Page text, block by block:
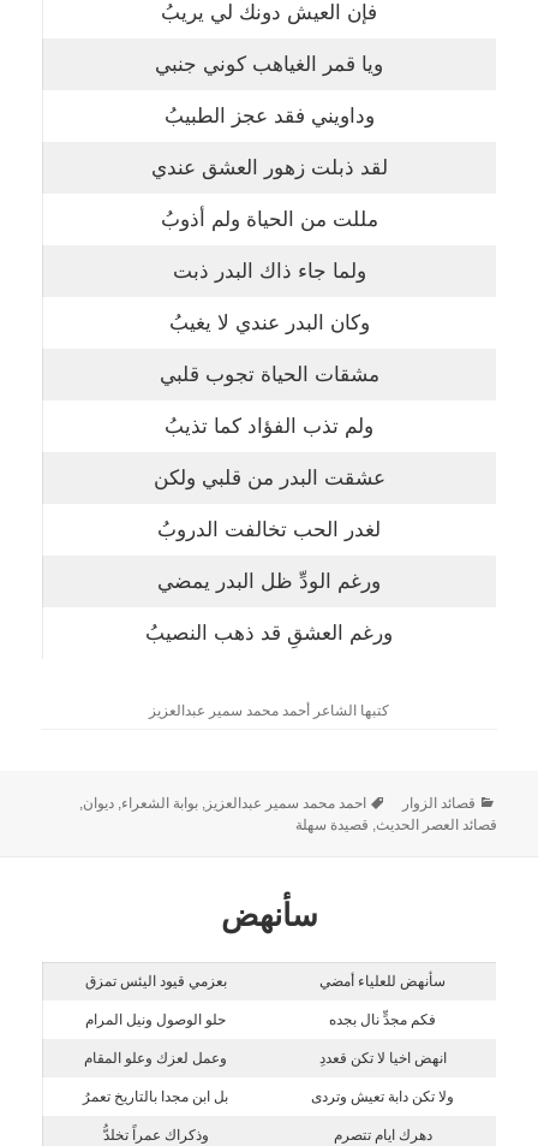
فإن العيش دونك لي يريبُ
ويا قمر الغياهب كوني جنبي
وداويني فقد عجز الطبيبُ
لقد ذبلت زهور العشق عندي
مللت من الحياة ولم أذوبُ
ولما جاء ذاك البدر ذبت
وكان البدر عندي لا يغيبُ
مشقات الحياة تجوب قلبي
ولم تذب الفؤاد كما تذيبُ
عشقت البدر من قلبي ولكن
لغدر الحب تخالفت الدروبُ
ورغم الودِّ ظل البدر يمضي
ورغم العشقِ قد ذهب النصيبُ
كتبها الشاعر أحمد محمد سمير عبدالعزيز
قصائد الزوار احمد محمد سمير عبدالعزيز ,بوابة الشعراء ,ديوان
قصائد العصر الحديث قصيدة سهلة
سأنهض
سأنهض للعلياء أمضي بعزمي قيود اليئس تمزق
فكم مجدٍّ نال بجده حلو الوصول ونيل المرام
انهض اخيا لا تكن قعددِ وعمل لعزك وعلو المقام
ولا تكن دابة تعيش وتردى بل ابن مجدا بالتاريخ تعمرُ
دهرك ايام تتصرم وذكراك عمراً تخلدُّ